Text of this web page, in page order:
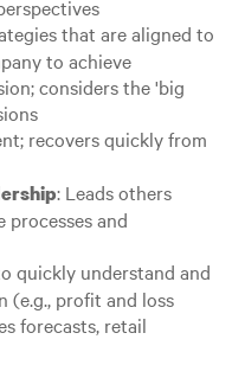
that are aligned to
to achieve
considers the 'big
recovers quickly from
: Leads others
processes and
quickly understand and
(e.g., profit and loss
forecasts, retail